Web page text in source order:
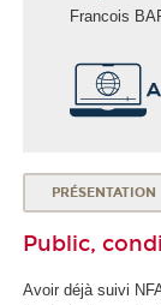
Francois
É
o
d
u
n
m
PRÉSENTATION
Public,
Avoir déjà suivi